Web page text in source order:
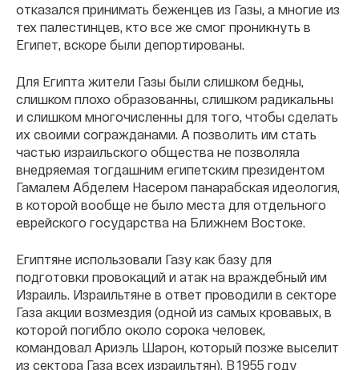
отказался принимать беженцев из Газы, а многие из
тех палестинцев, кто все же смог проникнуть в
Египет, вскоре были депортированы.
Для Египта жители Газы были слишком бедны,
слишком плохо образованны, слишком радикальны
и слишком многочисленны для того, чтобы сделать
их своими согражданами. А позволить им стать
частью израильского общества не позволяла
внедряемая тогдашним египетским президентом
Гамалем Абделем Насером панарабская идеология,
в которой вообще не было места для отдельного
еврейского государства на Ближнем Востоке.
Египтяне использовали Газу как базу для
подготовки провокаций и атак на враждебный им
Израиль. Израильтяне в ответ проводили в секторе
Газа акции возмездия (одной из самых кровавых, в
которой погибло около сорока человек,
командовал Ариэль Шарон, который позже выселит
из сектора Газа всех израильтян). В 1955 году